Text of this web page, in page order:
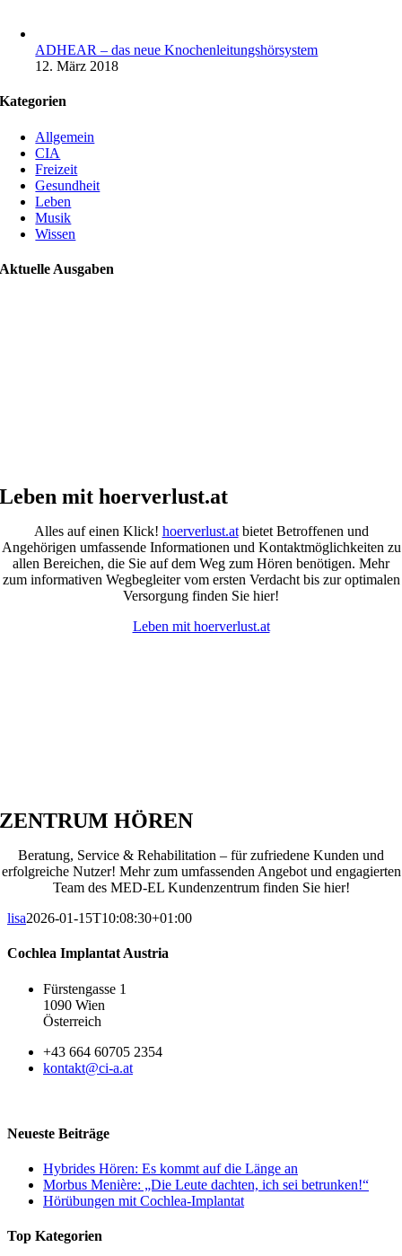
ADHEAR – das neue Knochenleitungshörsystem
12. März 2018
Kategorien
Allgemein
CIA
Freizeit
Gesundheit
Leben
Musik
Wissen
Aktuelle Ausgaben
Leben mit hoerverlust.at
Alles auf einen Klick! hoerverlust.atbietet Betroffenen und
Angehörigen umfassende Informationen und Kontaktmöglichkeiten zu
allen Bereichen, die Sie auf dem Weg zum Hören benötigen. Mehr
zum informativen Wegbegleiter vom ersten Verdacht bis zur optimalen
Versorgung finden Sie hier!
Leben mit hoerverlust.at
ZENTRUM HÖREN
Beratung, Service & Rehabilitation – für zufriedene Kunden und
erfolgreiche Nutzer! Mehr zum umfassenden Angebot und engagierten
Team des MED-EL Kundenzentrum finden Sie hier!
lisa2026-01-15T10:08:30+01:00
Cochlea Implantat Austria
Fürstengasse 1
1090 Wien
Österreich
+43 664 60705 2354
kontakt@ci-a.at
Neueste Beiträge
Hybrides Hören: Es kommt auf die Länge an
Morbus Menière: „Die Leute dachten, ich sei betrunken!“
Hörübungen mit Cochlea-Implantat
Top Kategorien